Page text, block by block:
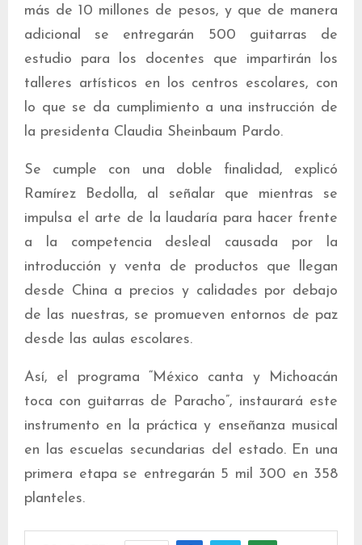
más de 10 millones de pesos, y que de manera
adicional se entregarán 500 guitarras de
estudio para los docentes que impartirán los
talleres artísticos en los centros escolares, con
lo que se da cumplimiento a una instrucción de
la presidenta Claudia Sheinbaum Pardo.
Se cumple con una doble finalidad, explicó
Ramírez Bedolla, al señalar que mientras se
impulsa el arte de la laudaría para hacer frente
a la competencia desleal causada por la
introducción y venta de productos que llegan
desde China a precios y calidades por debajo
de las nuestras, se promueven entornos de paz
desde las aulas escolares.
Así, el programa “México canta y Michoacán
toca con guitarras de Paracho”, instaurará este
instrumento en la práctica y enseñanza musical
en las escuelas secundarias del estado. En una
primera etapa se entregarán 5 mil 300 en 358
planteles.